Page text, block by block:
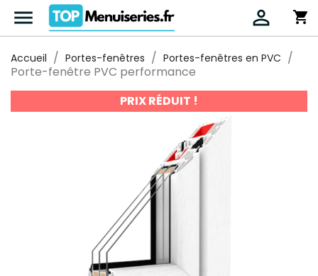
 shopping_cart

Accueil Portes-fenêtres Portes-fenêtres en PVC
Porte-fenêtre PVC performance
PRIX RÉDUIT !